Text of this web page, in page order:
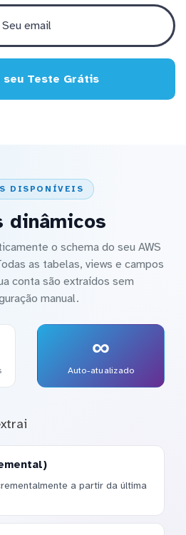
seu Teste Grátis
DISPONÍVEIS
dinâmicos
o schema do seu AWS
as tabelas, views e campos
conta são extraídos sem
manual.
∞
Auto-atualizado
a partir da última